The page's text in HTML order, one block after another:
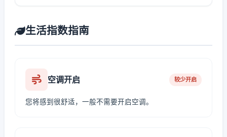
生活指数指南
空调开启 较少开启
您将感到很舒适，一般不需要开启空调。